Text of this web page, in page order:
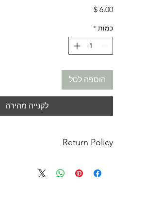
מחיר
כמות *
הוספה לסל
לקנייה מהירה
Return Policy
or cancellations. Please contact me